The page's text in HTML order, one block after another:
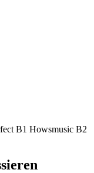
B1 Howsmusic B2